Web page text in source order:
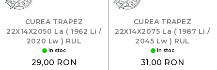
CUREA TRAPEZ
22X14X2050 La ( 1962 Li /
2020 Lw ) RUL
In stoc
29,00 RON
CUREA TRAPEZ
22X14X2075 La ( 1987 Li /
2045 Lw ) RUL
In stoc
31,00 RON